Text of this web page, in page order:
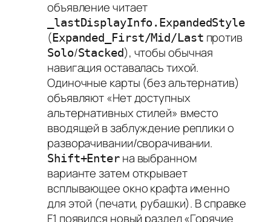
объявление читает
_lastDisplayInfo.ExpandedStyle
(Expanded_First/Mid/Last против
Solo/Stacked), чтобы обычная
навигация оставалась тихой.
Одиночные карты (без альтернатив)
объявляют «Нет доступных
альтернативных стилей» вместо
вводящей в заблуждение реплики о
разворачивании/сворачивании.
Shift+Enterна выбранном
варианте затем открывает
всплывающее окно крафта именно
для этой (печати, рубашки). В справке
F1 появился новый раздел «Горячие